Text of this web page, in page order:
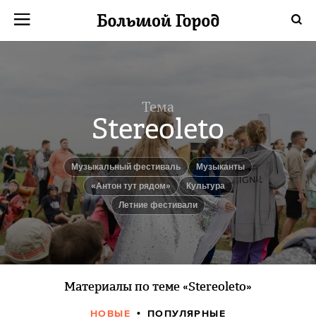
Тема
Stereoleto
Музыкальный фестиваль
музыканты
«Антон тут рядом»
культура
Летние фестивали
Материалы по теме «Stereoleto»
НОВЫЕ ПОПУЛЯРНЫЕ